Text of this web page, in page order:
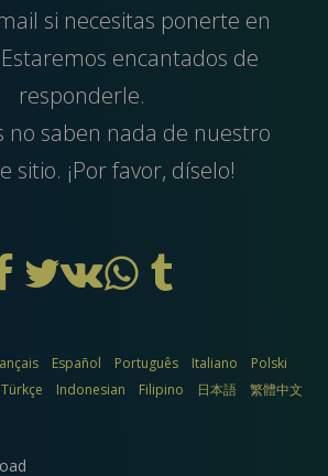
si necesitas ponerte en
encantados de
responderle.
no saben nada de nuestro
sitio. ¡Por favor, díselo!
Español Português Italiano
Polski
Türkçe Indonesian Filipino 日本語 繁體中文